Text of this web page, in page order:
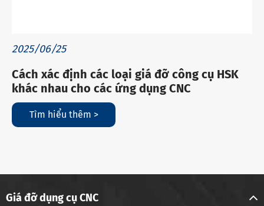
2025/06/25
Cách xác định các loại giá đỡ công cụ HSK
khác nhau cho các ứng dụng CNC
Tìm hiểu thêm >
Giá đỡ dụng cụ CNC